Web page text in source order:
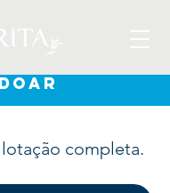
DOAR
completa.